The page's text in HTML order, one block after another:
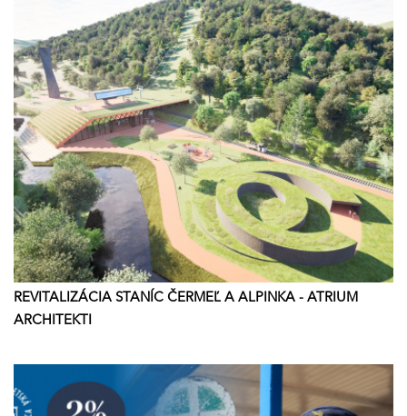
REVITALIZÁCIA STANÍC ČERMEĽ A ALPINKA - ATRIUM
ARCHITEKTI